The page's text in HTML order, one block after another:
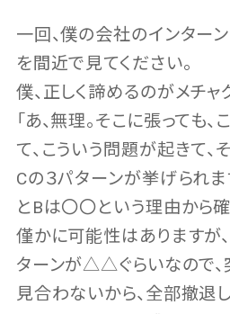
一回、僕の会社のインター
を間近で見てください。
僕、正しく諦めるのがメチャ
「あ、無理。そこに張っても
て、こういう問題が起きて
Cの３パターンが挙げられ
とBは〇〇という理由から
僅かに可能性はありますが
ターンが△△ぐらいなので、
見合わないから、全部撤退